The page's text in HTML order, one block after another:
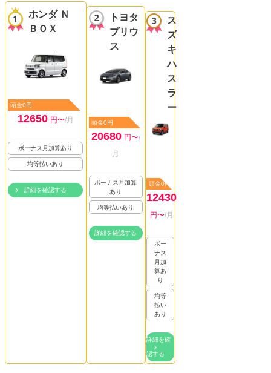
ホンダ Ｎ
ＢＯＸ
頭金0円
12650 円〜/月
ボーナス月加算あり
均等払いあり
詳細を確認する
トヨタ
プリウ
ス
頭金0円
20680 円〜/
月
ボーナス月加算
あり
均等払いあり
詳細を確認する
ス
ズ
キ
ハ
ス
ラ
ー
頭金0円
12430
円〜/月
ボー
ナス
月加
算あ
り
均等
払い
あり
詳細を確
認する